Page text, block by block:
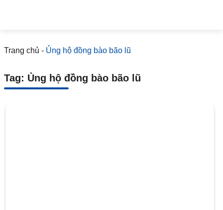
Trang chủ - Ủng hộ đồng bào bão lũ
Tag: Ủng hộ đồng bào bão lũ